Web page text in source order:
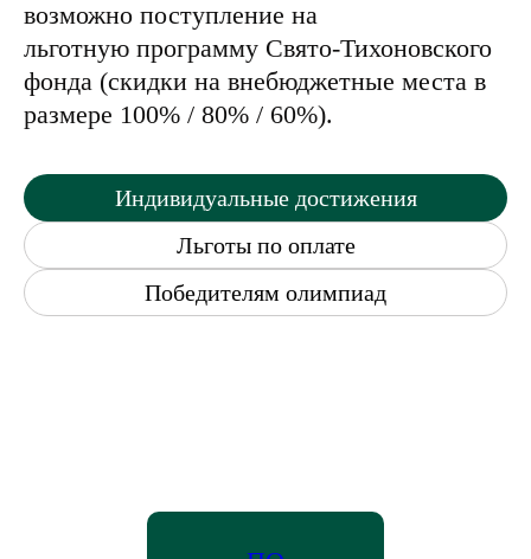
достижения абитуриентов. На внебюджете
возможно поступление на
льготную программу Свято-Тихоновского
фонда (скидки на внебюджетные места в
Индивидуальные достижения
Льготы по оплате